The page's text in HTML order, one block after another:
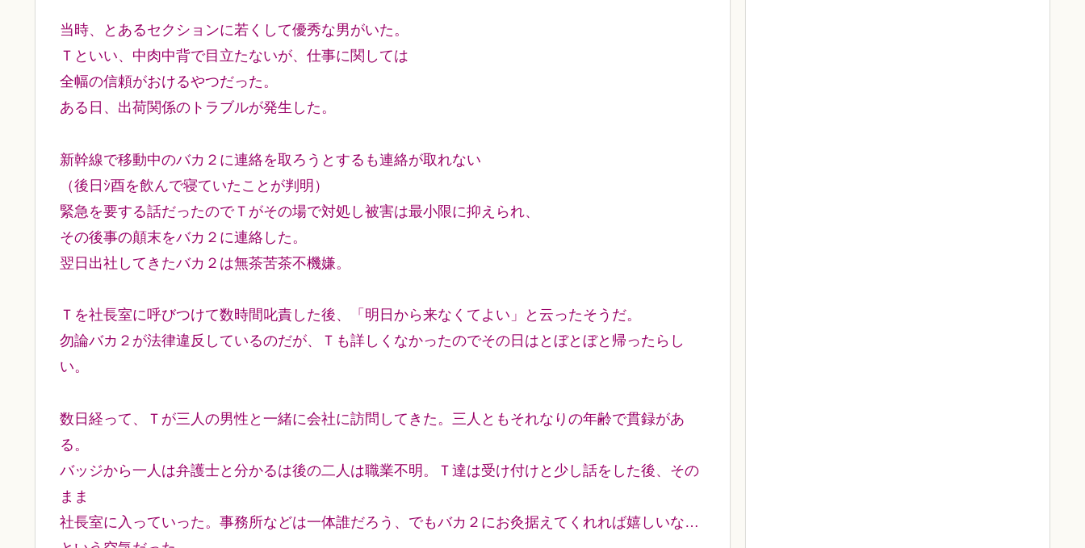
当時、とあるセクションに若くして優秀な男がいた。
Ｔといい、中肉中背で目立たないが、仕事に関しては
全幅の信頼がおけるやつだった。
ある日、出荷関係のトラブルが発生した。
新幹線で移動中のバカ２に連絡を取ろうとするも連絡が取れない
（後日ｼ酉を飲んで寝ていたことが判明）
緊急を要する話だったのでＴがその場で対処し被害は最小限に抑えられ、
その後事の顛末をバカ２に連絡した。
翌日出社してきたバカ２は無茶苦茶不機嫌。
Ｔを社長室に呼びつけて数時間叱責した後、「明日から来なくてよい」と云ったそうだ。
勿論バカ２が法律違反しているのだが、Ｔも詳しくなかったのでその日はとぼとぼと帰ったらし
い。
数日経って、Ｔが三人の男性と一緒に会社に訪問してきた。三人ともそれなりの年齢で貫録があ
る。
バッジから一人は弁護士と分かるは後の二人は職業不明。Ｔ達は受け付けと少し話をした後、その
まま
社長室に入っていった。事務所などは一体誰だろう、でもバカ２にお灸据えてくれれば嬉しいな…